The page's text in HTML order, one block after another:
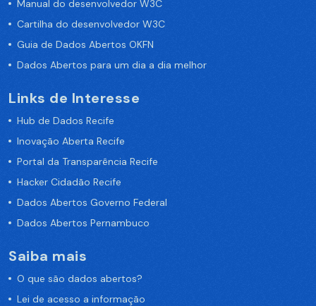
Manual do desenvolvedor W3C
Cartilha do desenvolvedor W3C
Guia de Dados Abertos OKFN
Dados Abertos para um dia a dia melhor
Links de Interesse
Hub de Dados Recife
Inovação Aberta Recife
Portal da Transparência Recife
Hacker Cidadão Recife
Dados Abertos Governo Federal
Dados Abertos Pernambuco
Saiba mais
O que são dados abertos?
Lei de acesso a informação